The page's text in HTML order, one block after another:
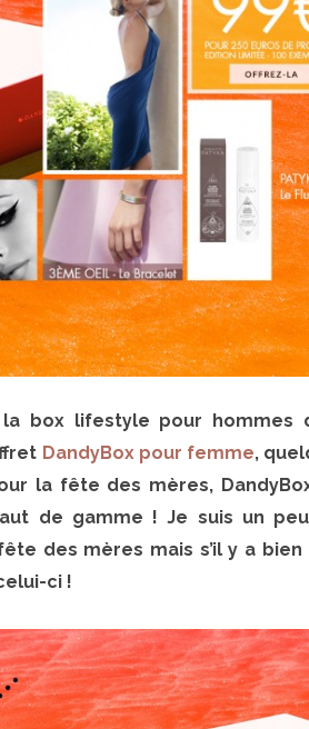
box lifestyle pour hommes
DandyBox pour femme,
la fête des mères,
de gamme ! Je suis un
des mères mais s’il y a
ci !